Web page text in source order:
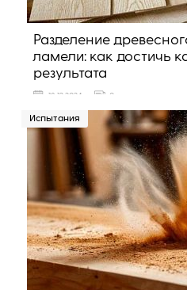
Разделение
ламели: как достичь
результата
18 12 2024 0
Испытания